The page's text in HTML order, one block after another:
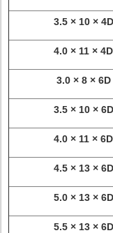
3.5 × 10 ×
4.0 × 11 ×
3.0 × 8 ×
3.5 × 10 ×
4.0 × 11 ×
4.5 × 13 ×
5.0 × 13 ×
5.5 × 13 ×